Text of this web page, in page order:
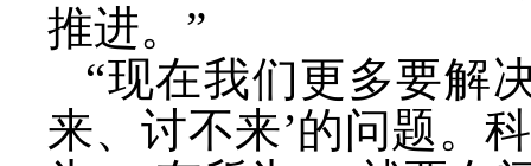
推进。”
“现在我们更多要解
来、讨不来’的问题。